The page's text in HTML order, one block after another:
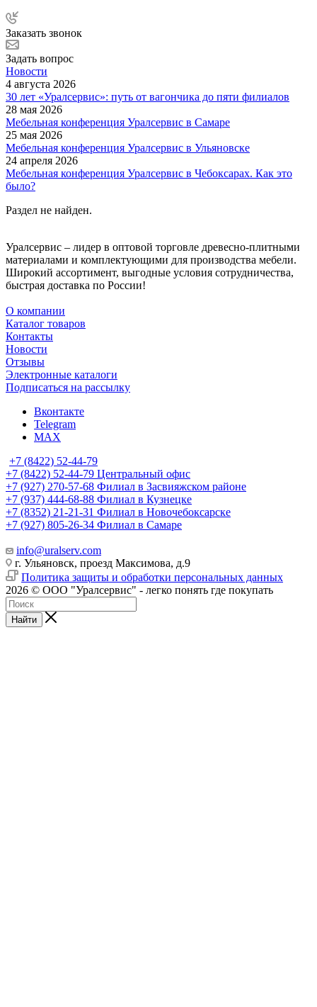
Заказать звонок
Задать вопрос
Новости
4 августа 2026
30 лет «Уралсервис»: путь от вагончика до пяти филиалов
28 мая 2026
Мебельная конференция Уралсервис в Самаре
25 мая 2026
Мебельная конференция Уралсервис в Ульяновске
24 апреля 2026
Мебельная конференция Уралсервис в Чебоксарах. Как это
было?
Раздел не найден.
Уралсервис – лидер в оптовой торговле древесно-плитными
материалами и комплектующими для производства мебели.
Широкий ассортимент, выгодные условия сотрудничества,
быстрая доставка по России!
О компании
Каталог товаров
Контакты
Новости
Отзывы
Электронные каталоги
Подписаться на рассылку
Вконтакте
Telegram
MAX
+7 (8422) 52-44-79
+7 (8422) 52-44-79 Центральный офис
+7 (927) 270-57-68 Филиал в Засвияжском районе
+7 (937) 444-68-88 Филиал в Кузнецке
+7 (8352) 21-21-31 Филиал в Новочебоксарске
+7 (927) 805-26-34 Филиал в Самаре
info@uralserv.com
г. Ульяновск, проезд Максимова, д.9
Политика защиты и обработки персональных данных
2026 © ООО "Уралсервис" - легко понять где покупать
Найти